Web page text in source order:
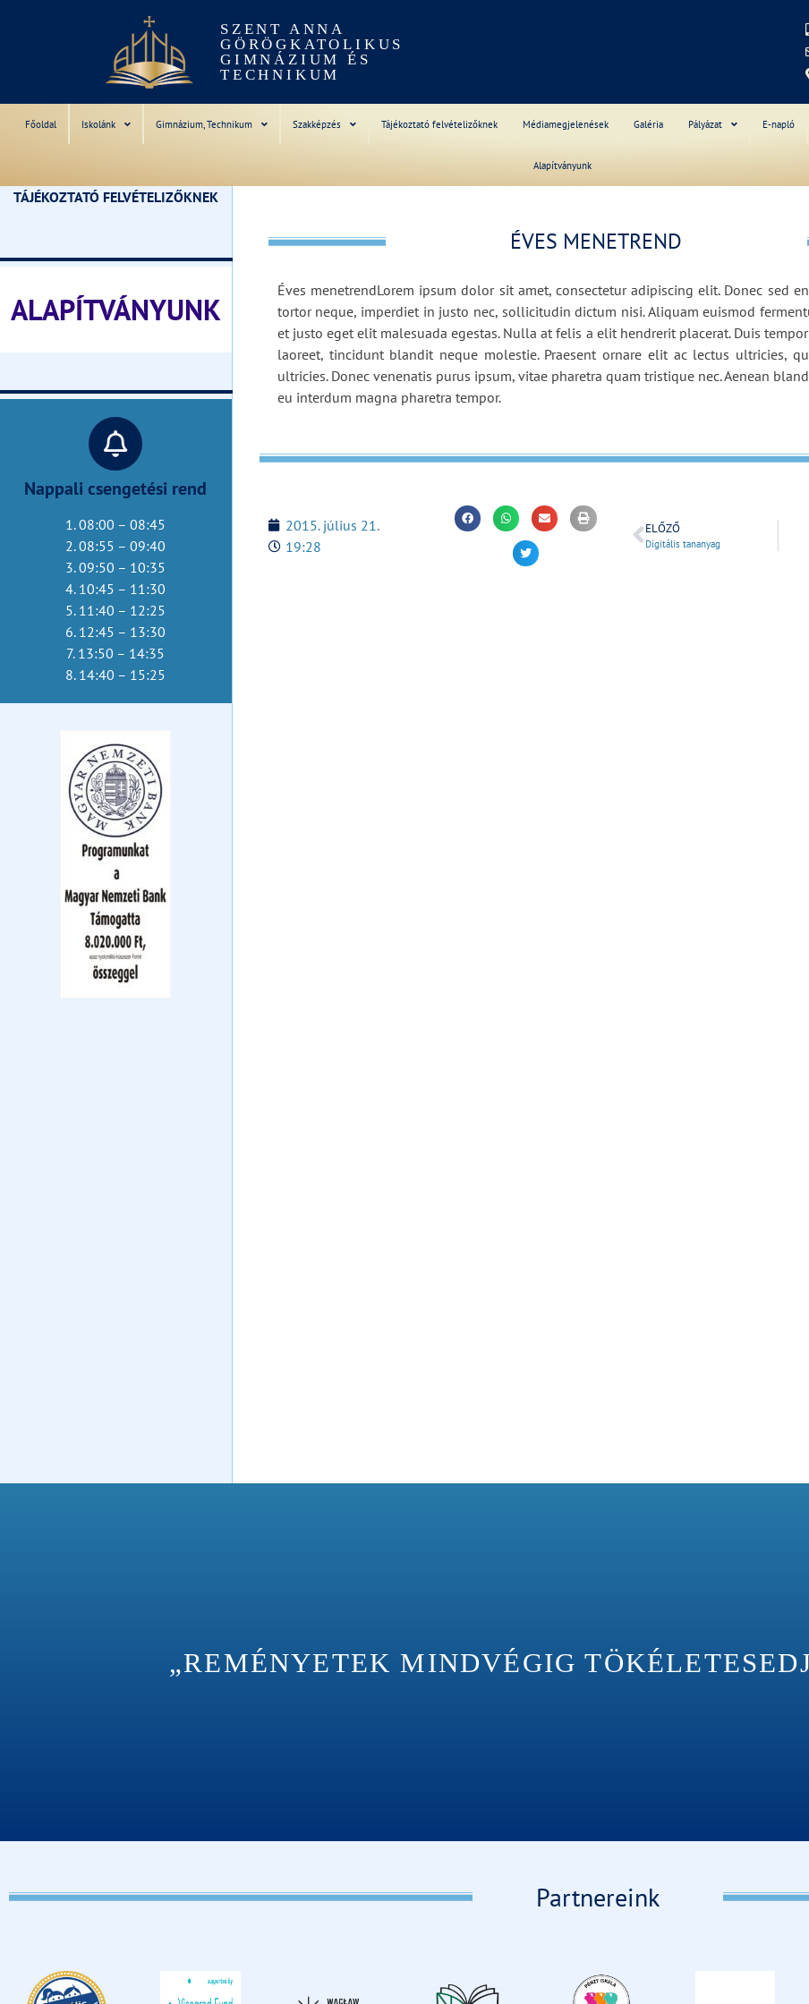
SZENT ANNA
GÖRÖGKATOLIKUS
GIMNÁZIUM ÉS
TECHNIKUM
Főoldal Iskolánk Gimnázium, Technikum Szakképzés Tájékoztató felvételizőknek Médiamegjelenések Galéria Pályázat E-napló
Alapítványunk
TÁJÉKOZTATÓ FELVÉTELIZŐKNEK
______________________________________
ALAPÍTVÁNYUNK
______________________________________
Nappali csengetési rend
1. 08:00 – 08:45
2. 08:55 – 09:40
3. 09:50 – 10:35
4. 10:45 – 11:30
5. 11:40 – 12:25
6. 12:45 – 13:30
7. 13:50 – 14:35
8. 14:40 – 15:25
ÉVES MENETREND
Éves menetrendLorem ipsum dolor sit amet, consectetur adipiscing elit. Donec sed
tortor neque, imperdiet in justo nec, sollicitudin dictum nisi. Aliquam euismod
et justo eget elit malesuada egestas. Nulla at felis a elit hendrerit placerat. Duis
laoreet, tincidunt blandit neque molestie. Praesent ornare elit ac lectus ultricies,
ultricies. Donec venenatis purus ipsum, vitae pharetra quam tristique nec. Aenean
eu interdum magna pharetra tempor.
2015. július 21.
19:28
ELŐZŐ
Digitális tananyag
„REMÉNYETEK MINDVÉGIG
Partnereink